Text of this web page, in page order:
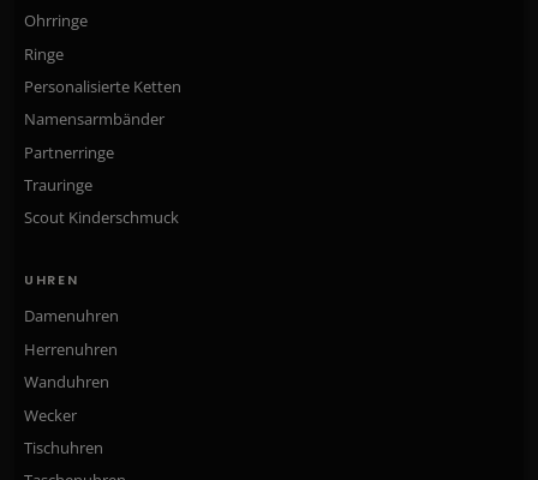
Ohrringe
Ringe
Personalisierte Ketten
Namensarmbänder
Partnerringe
Trauringe
Scout Kinderschmuck
UHREN
Damenuhren
Herrenuhren
Wanduhren
Wecker
Tischuhren